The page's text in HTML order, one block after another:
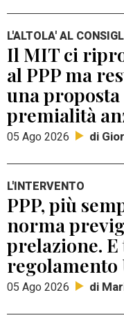
L'ALTOLA' AL
Il MIT ci
al PPP ma
una
premialità
05 Ago 2026 di
L'INTERVENTO
PPP, più
norma
prelazione.
regolamento
05 Ago 2026 di